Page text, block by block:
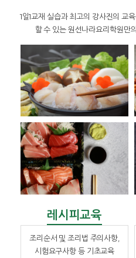
1일1교재 실습과 최고의 강사진의 교
할 수 있는 원선나라요리학원만
레시피교육
조리순서 및 조리법 주의사항,
시험요구사항 등 기초교육